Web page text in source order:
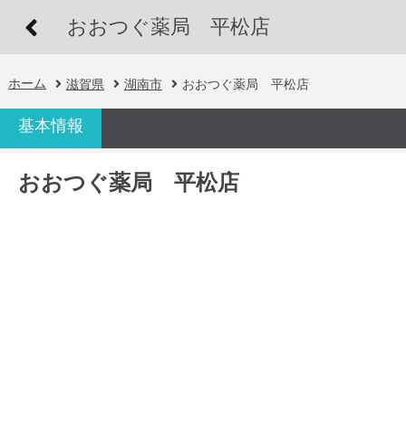
おおつぐ薬局 平松店
ホーム 滋賀県 湖南市 おおつぐ薬局 平松店
基本情報
おおつぐ薬局 平松店